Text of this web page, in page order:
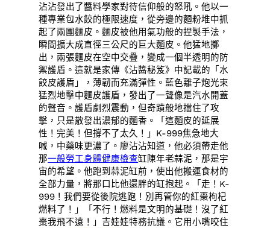
沾沾發出了醬料學家對待信仰般的怒吼。他以一
種專業包水餃的極限速度，從旁邊的麵粉堆中抓
起了兩團麵皮。麵皮被他用氣功般的捏製手法，
瞬間擴大成直徑三公尺的巨大麵皮。他猛地擲
出，兩張麵皮在空中交疊，變成一個半透明的防
禦護盾。這就是家傳《沾醬秘笈》中記載的「水
餃皮護盾」，薄韌而充滿彈性。藍色離子炮光束
猛烈地擊中麵皮護盾，發出了一聲像是汽水開蓋
的聲音。護盾劇烈震動，但奇蹟般地擋住了攻
擊，只是散發出濃郁的麵香。「這麵皮的延展
性！完美！但撐不了太久！」K-999焦急地大
喊，中藥味更濃了。廖沾沾知道，他必須帶走他
那一般勞工身體健康檢查缸陳年老蒜泥，那是宇
宙的希望。他跑到蒜泥缸前，使出他搬運食材的
全部力量，將那口比他還胖的缸抱起。「走！K-
999！我們要從後院逃跑！別再管你的紅棗枸杞
燃料了！」「不行！燃料是文明的基礎！沒了紅
棗我飛不遠！」吉娃娃特務抗議。它用小嘴咬住